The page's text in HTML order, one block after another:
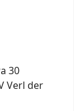
30
Verl der